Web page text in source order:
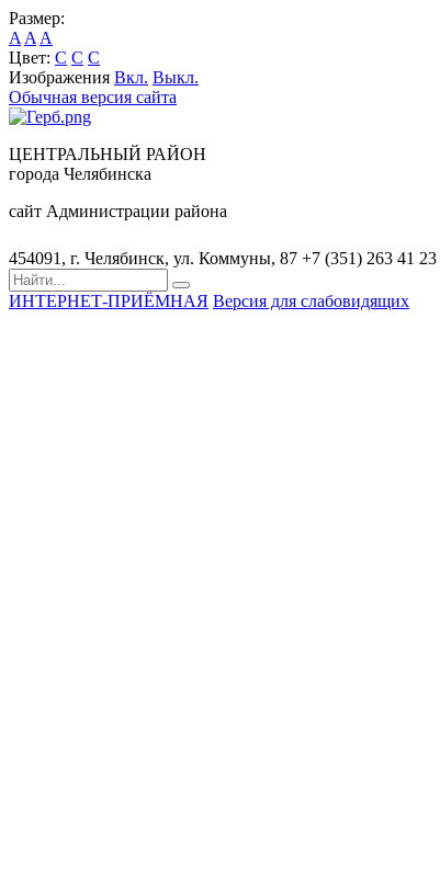
Размер:
A A A
Цвет: C C C
Изображения Вкл. Выкл.
Обычная версия сайта
ЦЕНТРАЛЬНЫЙ РАЙОН
города Челябинска
сайт Администрации района
454091, г. Челябинск, ул. Коммуны, 87 +7 (351) 263 41 23
ИНТЕРНЕТ-ПРИЁМНАЯ Версия для слабовидящих